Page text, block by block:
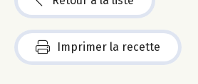
Imprimer la recette